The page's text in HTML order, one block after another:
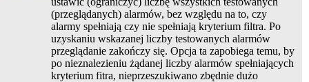
(przeglądanych) alarmów, bez względu na to, czy
alarmy spełniają czy nie spełniają kryterium filtra. Po
uzyskaniu wskazanej liczby testowanych alarmów
przeglądanie zakończy się. Opcja ta zapobiega temu, by
po nieznalezieniu żądanej liczby alarmów spełniających
kryterium fitra, nieprzeszukiwano zbędnie dużo